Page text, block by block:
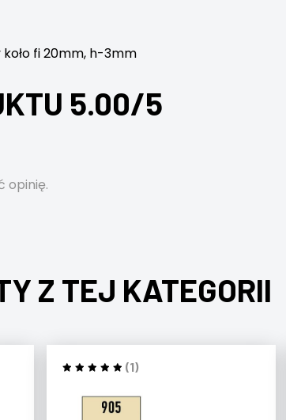
koło fi 20mm, h-3mm
5.00/5
opinię.
Z TEJ KATEGORII
(1)